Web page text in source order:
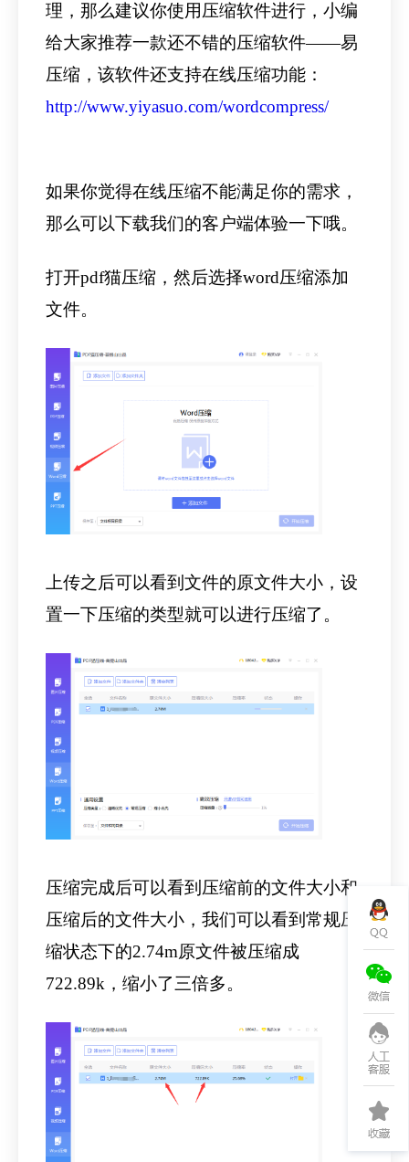
理，那么建议你使用压缩软件进行，小编
给大家推荐一款还不错的压缩软件——易
压缩，该软件还支持在线压缩功能：
http://www.yiyasuo.com/wordcompress/
如果你觉得在线压缩不能满足你的需求，
那么可以下载我们的客户端体验一下哦。
打开pdf猫压缩，然后选择word压缩添加
文件。
上传之后可以看到文件的原文件大小，设
置一下压缩的类型就可以进行压缩了。
压缩完成后可以看到压缩前的文件大小和
压缩后的文件大小，我们可以看到常规压
缩状态下的2.74m原文件被压缩成
722.89k，缩小了三倍多。